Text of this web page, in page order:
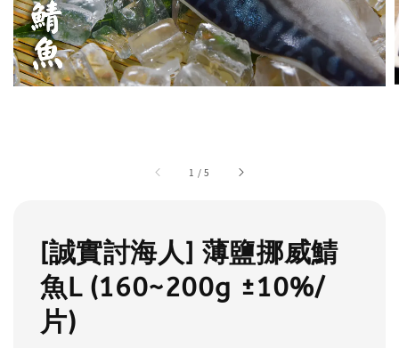
1 /5
[誠實討海人] 薄鹽挪威鯖
魚L (160~200g ±10%/
片)